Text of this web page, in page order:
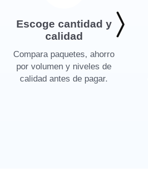
Escoge cantidad y
calidad
Compara paquetes, ahorro
por volumen y niveles de
calidad antes de pagar.